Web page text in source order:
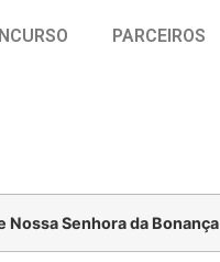
PARCEIROS
Nossa Senhora da Bonança